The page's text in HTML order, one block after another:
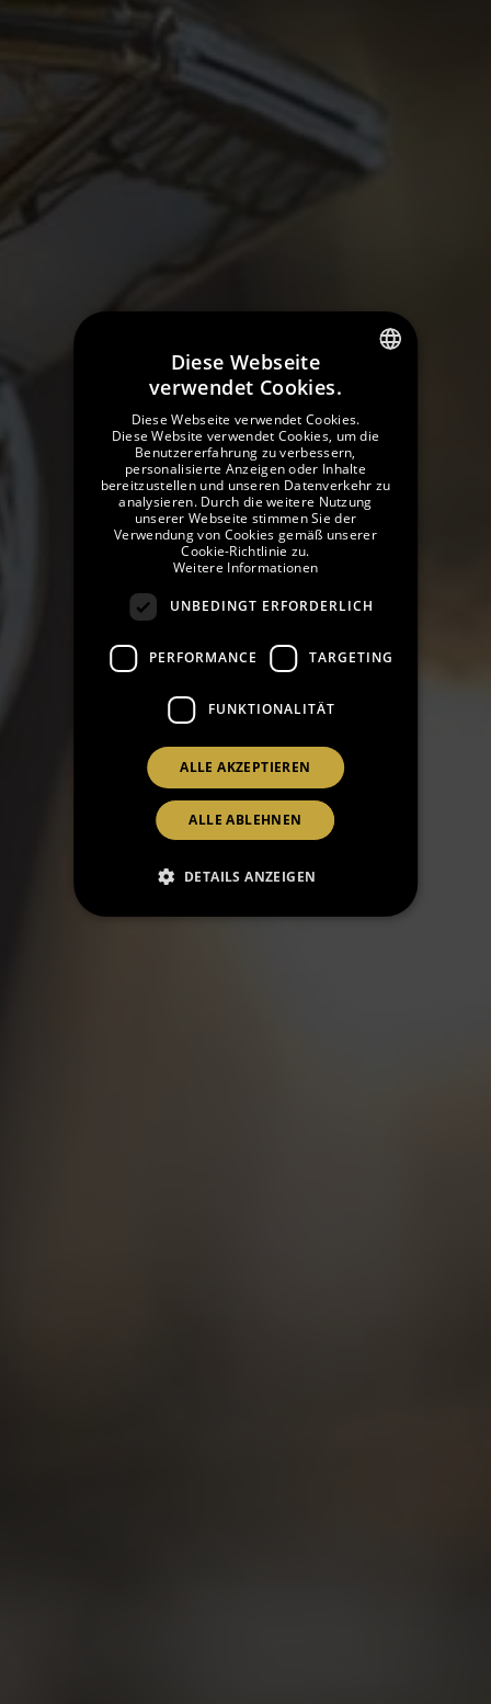
SPANISH
ENGLISH
GERMAN
FRENCH
CATALAN
Diese Webseite
verwendet Cookies.
Diese Webseite verwendet Cookies.
Diese Website verwendet Cookies, um die
Benutzererfahrung zu verbessern,
personalisierte Anzeigen oder Inhalte
bereitzustellen und unseren Datenverkehr zu
analysieren. Durch die weitere Nutzung
unserer Webseite stimmen Sie der
Verwendung von Cookies gemäß unserer
Cookie-Richtlinie zu.
Weitere Informationen
UNBEDINGT ERFORDERLICH
PERFORMANCE TARGETING
FUNKTIONALITÄT
ALLE AKZEPTIEREN
ALLE ABLEHNEN
DETAILS ANZEIGEN